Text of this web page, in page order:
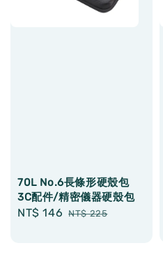
70L No.6長條形硬殼包
3C配件/精密儀器硬殼包
Sale
NT$ 146 Regular
NT$ 225